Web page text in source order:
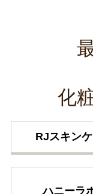
化
RJスキン
ハニーラ